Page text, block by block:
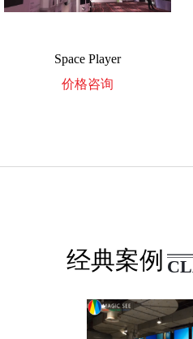
Space Player
价格咨询
经典案例